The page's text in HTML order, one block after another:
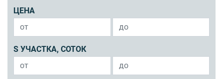
ЦЕНА
S УЧАСТКА, СОТОК